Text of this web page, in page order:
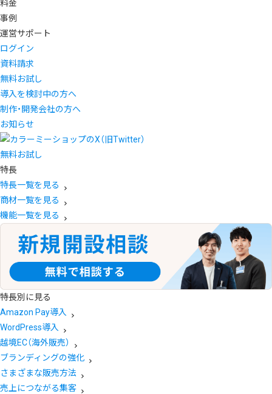
料金
事例
運営サポート
ログイン
資料請求
無料お試し
導入を検討中の方へ
制作・開発会社の方へ
お知らせ
無料お試し
特長
特長一覧を見る
商材一覧を見る
機能一覧を見る
特長別に見る
Amazon Pay導入
WordPress導入
越境EC（海外販売）
ブランディングの強化
さまざまな販売方法
売上につながる集客